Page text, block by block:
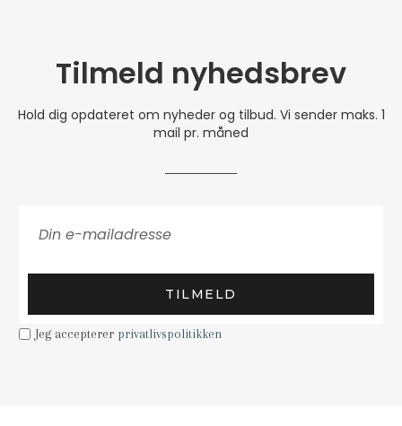
Tilmeld nyhedsbrev
Hold dig opdateret om nyheder og tilbud. Vi sender maks. 1
mail pr. måned
TILMELD
Jeg accepterer privatlivspolitikken